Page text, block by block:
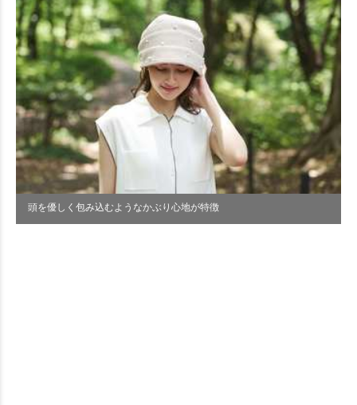
頭を優しく包み込むようなかぶり心地が特徴